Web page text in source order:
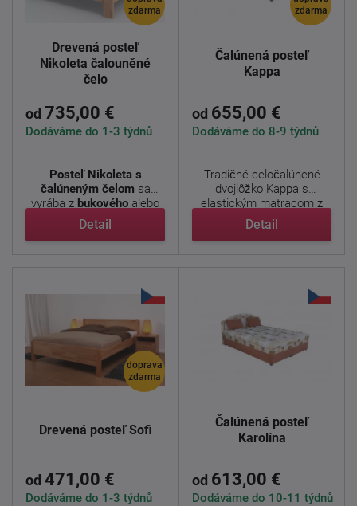
zdarma
Drevená posteľ
Nikoleta čalouněné
čelo
od 735,00 €
Dodáváme do 1-3 týdnů
Posteľ Nikoleta s
čalúneným čelom sa
vyrába z bukového alebo
dubového ...
Detail
zdarma
Čalúnená posteľ
Kappa
od 655,00 €
Dodáváme do 8-9 týdnů
Tradičné celočalúnené
dvojlôžko Kappa s
elastickým matracom z
PUR ...
Detail
doprava
zdarma
Drevená posteľ Sofi
od 471,00 €
Dodáváme do 1-3 týdnů
Čalúnená posteľ
Karolína
od 613,00 €
Dodáváme do 10-11 týdnů